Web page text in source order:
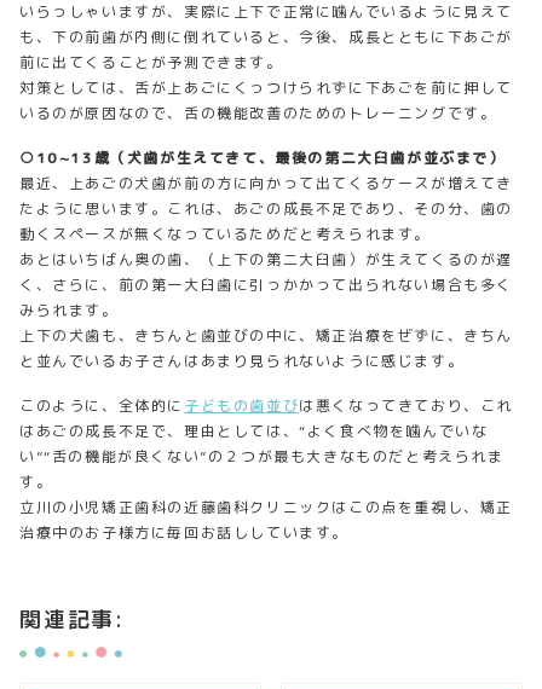
いらっしゃいますが、実際に上下で正常に噛んでいるように見えて
も、下の前歯が内側に倒れていると、今後、成長とともに下あごが
前に出てくることが予測できます。
対策としては、舌が上あごにくっつけられずに下あごを前に押して
いるのが原因なので、舌の機能改善のためのトレーニングです。
○10~13歳（犬歯が生えてきて、最後の第二大臼歯が並ぶまで）
最近、上あごの犬歯が前の方に向かって出てくるケースが増えてき
たように思います。これは、あごの成長不足であり、その分、歯の
動くスペースが無くなっているためだと考えられます。
あとはいちばん奥の歯、（上下の第二大臼歯）が生えてくるのが遅
く、さらに、前の第一大臼歯に引っかかって出られない場合も多く
みられます。
上下の犬歯も、きちんと歯並びの中に、矯正治療をぜずに、きちん
と並んでいるお子さんはあまり見られないように感じます。
このように、全体的に 子どもの歯並びは悪くなってきており、これ
はあごの成長不足で、理由としては、“よく食べ物を噛んでいな
い”“舌の機能が良くない”の２つが最も大きなものだと考えられま
す。
立川の小児矯正歯科の近藤歯科クリニックはこの点を重視し、矯正
治療中のお子様方に毎回お話ししています。
関連記事: